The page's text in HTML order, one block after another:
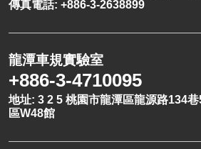
傳真電話: +886-3-2638899
龍潭車規實驗室
+886-3-4710095
地址: 3 2 5 桃園市龍潭區龍源路134
區W48館